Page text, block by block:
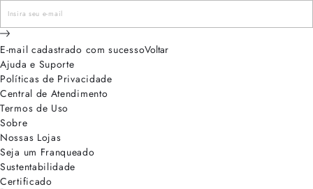
E-mail cadastrado com sucessoVoltar
Ajuda e Suporte
Políticas de Privacidade
Central de Atendimento
Termos de Uso
Sobre
Nossas Lojas
Seja um Franqueado
Sustentabilidade
Certificado